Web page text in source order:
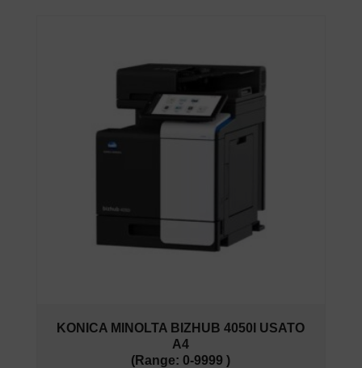
KONICA MINOLTA BIZHUB 4050I USATO
A4
(Range: 0-9999 )